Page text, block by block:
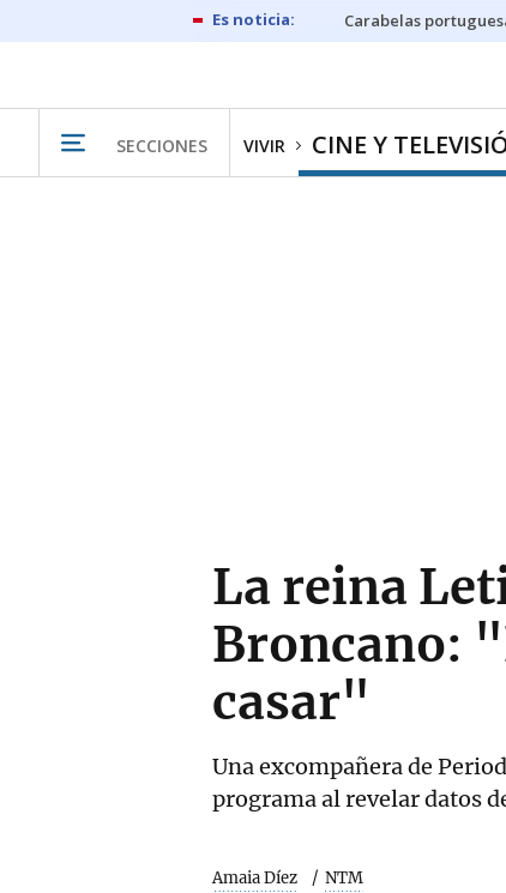
Carabelas
SECCIONES VIVIR CINE Y
La reina
Broncano:
casar"
Una excompañera de
programa al revelar datos
Amaia Díez NTM